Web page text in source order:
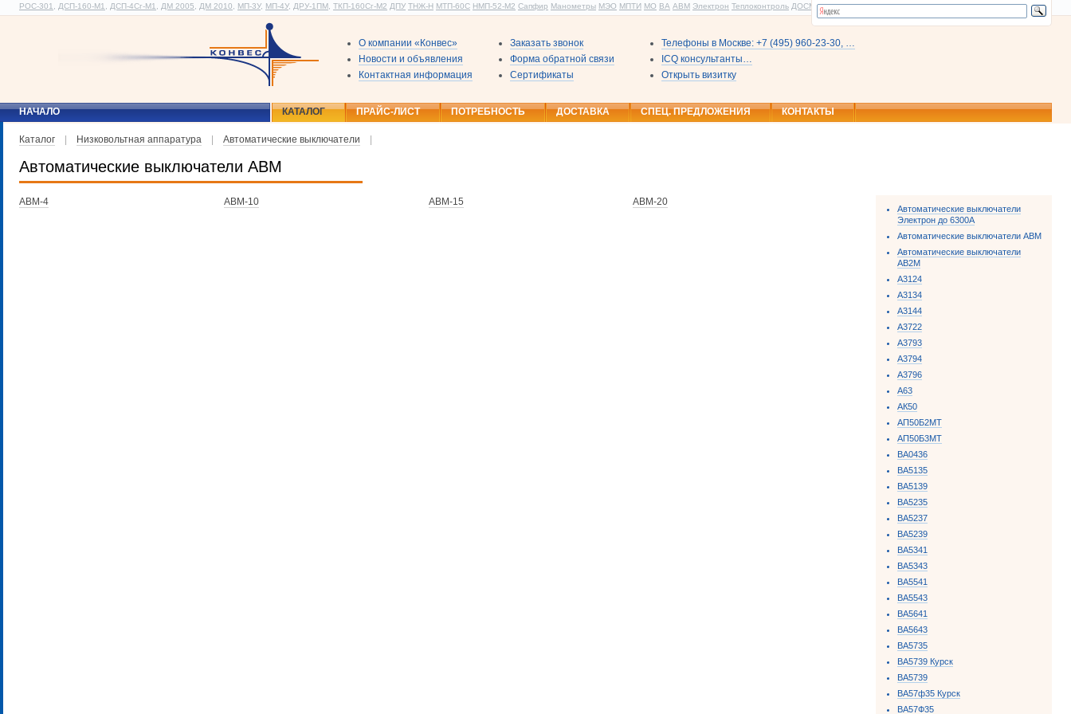
РОС-301 ДСП-160-М1 ДСП-4Сг-М1 ДМ 2005 ДМ 2010 МП-3У, МП-4У, ДРУ-1ПМ ТКП-160Сг-М2 ДПУ ТНЖ-Н МТП-60С НМП-52-М2 Сапфир Манометры МЭО МПТИ МО ВА АВМ Электрон Теплоконтроль ДОСМ
О компании «Конвес»
Новости и объявления
Контактная информация
Заказать звонок
Форма обратной связи
Сертификаты
Телефоны в Москве: +7 (495) 960-23-30, …
ICQ консультанты…
Открыть визитку
НАЧАЛО КАТАЛОГ ПРАЙС-ЛИСТ ПОТРЕБНОСТЬ ДОСТАВКА СПЕЦ. ПРЕДЛОЖЕНИЯ КОНТАКТЫ
Каталог Низковольтная аппаратура Автоматические выключатели
Автоматические выключатели АВМ
АВМ-4 АВМ-10 АВМ-15 АВМ-20
Автоматические выключатели
Электрон до 6300А
Автоматические выключатели АВМ
Автоматические выключатели
АВ2М
А3124
А3134
А3144
А3722
А3793
А3794
А3796
А63
АК50
АП50Б2МТ
АП50Б3МТ
ВА0436
ВА5135
ВА5139
ВА5235
ВА5237
ВА5239
ВА5341
ВА5343
ВА5541
ВА5543
ВА5641
ВА5643
ВА5735
ВА5739 Курск
ВА5739
ВА57ф35 Курск
ВА57Ф35